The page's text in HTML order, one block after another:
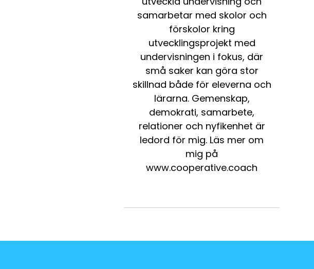
samarbetar med skolor och
förskolor kring
utvecklingsprojekt med
undervisningen i fokus, där
små saker kan göra stor
skillnad både för eleverna och
lärarna. Gemenskap,
demokrati, samarbete,
relationer och nyfikenhet är
ledord för mig. Läs mer om
mig på
www.cooperative.coach